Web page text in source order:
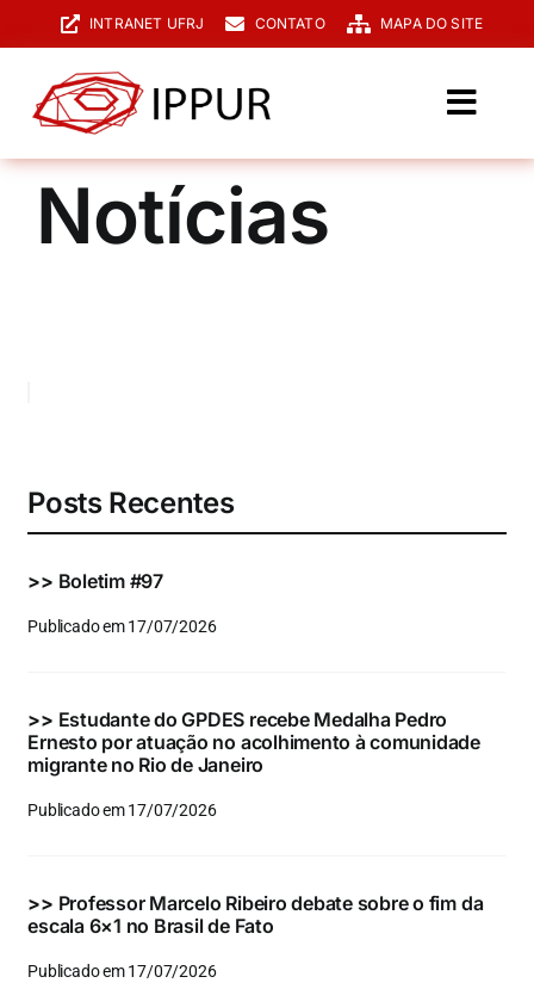
para
conteúdo
INTRANET UFRJ CONTATO MAPA DO SITE
O IPPUR
Graduação
Eventos e Certificados
para:
Notícias
Posts Recentes
>> Boletim #97
Publicado em 17/07/2026
>> Estudante do GPDES recebe Medalha Pedro
Ernesto por atuação no acolhimento à comunidade
migrante no Rio de Janeiro
Publicado em 17/07/2026
>> Professor Marcelo Ribeiro debate sobre o fim da
escala 6×1 no Brasil de Fato
Publicado em 17/07/2026